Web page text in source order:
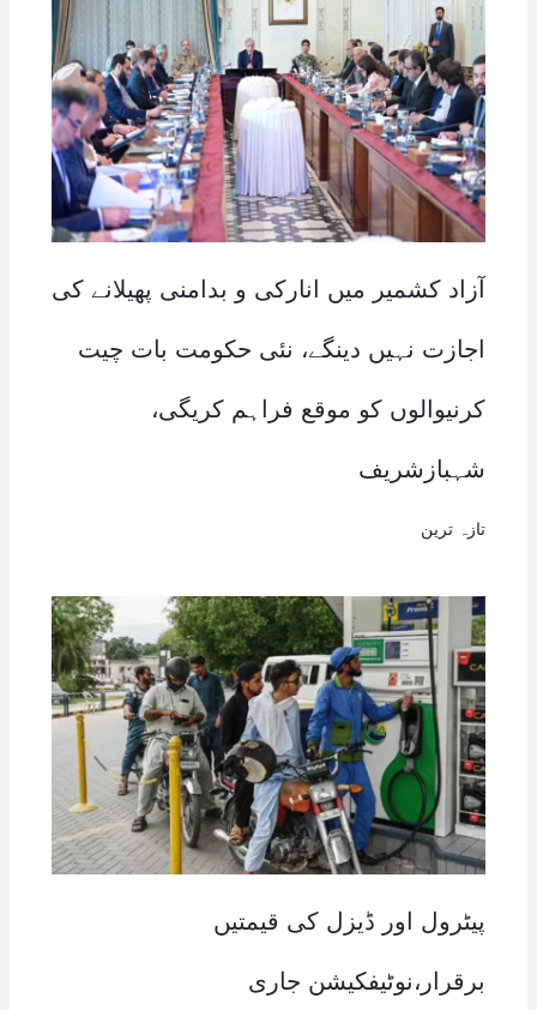
آزاد کشمیر میں انارکی و بدامنی پھیلانے کی
اجازت نہیں دینگے، نئی حکومت بات چیت
کرنیوالوں کو موقع فراہم کریگی،
شہبازشریف
تازہ ترین
پیٹرول اور ڈیزل کی قیمتیں
برقرار،نوٹیفکیشن جاری